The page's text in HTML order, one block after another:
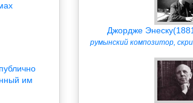
им
Джордже
румынский композитор,